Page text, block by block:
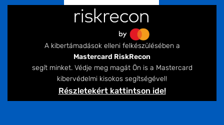
A kibertámadások elleni felkészülésében a
Mastercard RiskRecon
segít minket. Védje meg magát Ön is a Mastercard
kibervédelmi kisokos segítségével!
Részletekért kattintson ide!